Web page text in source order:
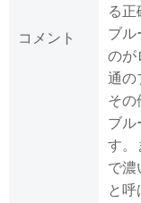
コメント
る正
ブル
のが
通の
その
ブル
す。
で濃
と